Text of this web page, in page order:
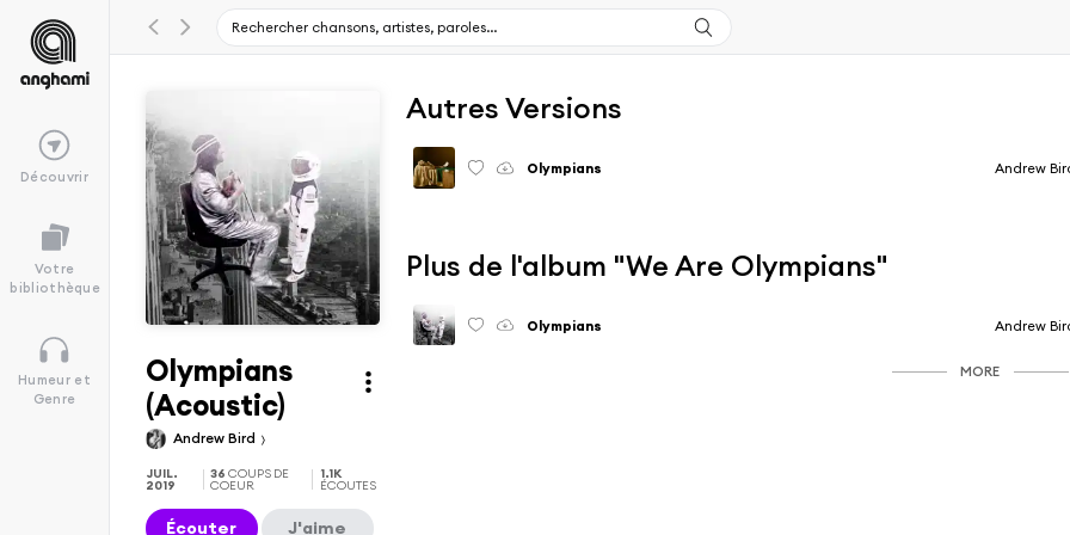
Découvrir
Votre
bibliothèque
Humeur et
Genre
Olympians
(Acoustic)
Andrew Bird
JUIL.
2019
36COUPS DE
COEUR
1.1K
ÉCOUTES
Écouter J'aime
Autres Versions
Olympians Andrew
Plus de l'album "We Are Olympians"
Olympians Andrew
MORE